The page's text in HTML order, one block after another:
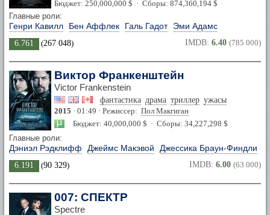
Бюджет: 250,000,000 $ · Сборы: 874,360,194 $
Главные роли:
Генри Кавилл Бен Аффлек Галь Гадот Эми Адамс
6.761 (267 048) IMDB: 6.40 (785 000)
Виктор Франкенштейн
Victor Frankenstein
фантастика драма триллер ужасы
2015 · 01:49 · Режиссер: Пол Макгиган
Бюджет: 40,000,000 $ · Сборы: 34,227,298 $
Главные роли:
Дэниэл Рэдклифф Джеймс Макэвой Джессика Браун-Финдли
6.191 (90 329) IMDB: 6.00 (63 000)
007: СПЕКТР
Spectre